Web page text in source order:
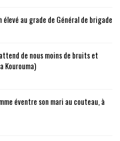
élevé au grade de Général de brigade
de nous moins de bruits et
Kourouma)
éventre son mari au couteau, à